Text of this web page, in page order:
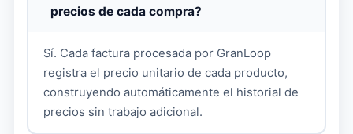
precios de cada compra?
Sí. Cada factura procesada por GranLoop
registra el precio unitario de cada producto,
construyendo automáticamente el historial de
precios sin trabajo adicional.